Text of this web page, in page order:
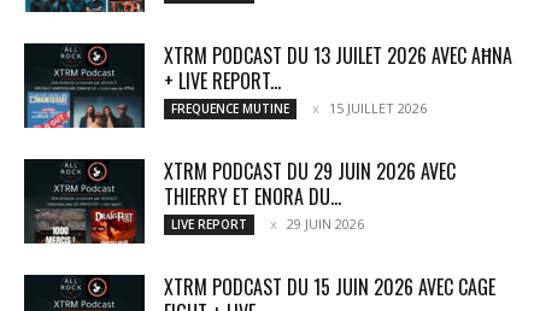
XTRM PODCAST DU 13 JUILET 2026 AVEC AĦNA
+ LIVE REPORT...
FREQUENCE MUTINE 15 JUILLET 2026
XTRM PODCAST DU 29 JUIN 2026 AVEC
THIERRY ET ENORA DU...
LIVE REPORT 29 JUIN 2026
XTRM PODCAST DU 15 JUIN 2026 AVEC CAGE